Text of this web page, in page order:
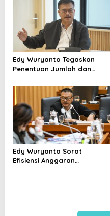
Edy Wuryanto Tegaskan
Penentuan Jumlah dan
Berdasarkan Data Penerima
Manfaat yang Valid
Edy Wuryanto Sorot
Efisiensi Anggaran